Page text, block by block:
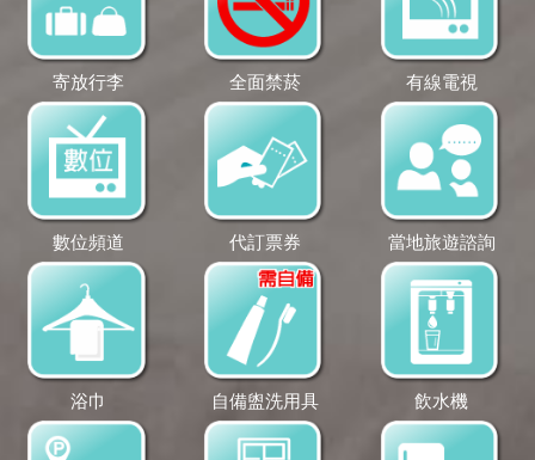
寄放行李 全面禁菸 有線電視
數位頻道 代訂票券 當地旅遊諮詢
浴巾 自備盥洗用具 飲水機